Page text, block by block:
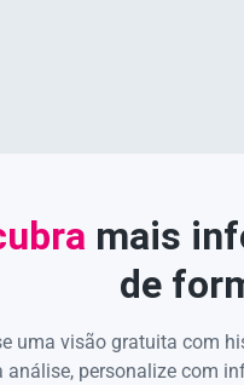
mais
de
uma visão gratuita com
análise, personalize com